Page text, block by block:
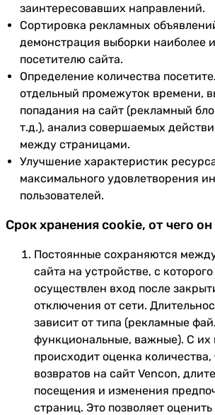
заинтересовавших направлений.
Сортировка рекламных
демонстрация выборки наиболее
посетителю сайта.
Определение количества
отдельный промежуток времени,
попадания на сайт (рекламный
т.д.), анализ совершаемых
между страницами.
Улучшение характеристик
максимального удовлетворения
пользователей.
Срок хранения cookie, от чего
Постоянные сохраняются
сайта на устройстве, с
осуществлен вход после
отключения от сети.
зависит от типа (рекламные
функциональные, важные). С
происходит оценка количества,
возвратов на сайт Vencon,
посещения и изменения
страниц. Это позволяет